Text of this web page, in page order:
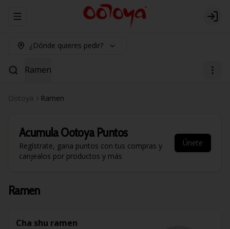
Abrir menu de navegación Login
¿Dónde quieres pedir?
Ramen
Ootoya Ramen
AcumulaOotoya Puntos
Regístrate, gana puntos con tus compras y
canjealos por productos y más
Únete
Ramen
Cha shu ramen